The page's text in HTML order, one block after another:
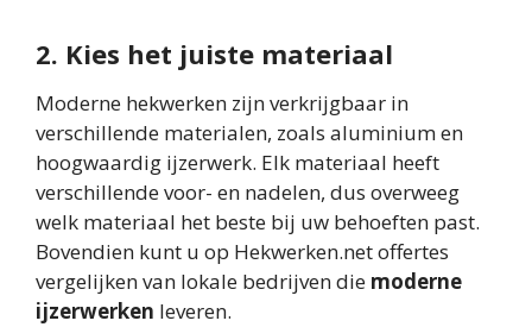
2. Kies het juiste materiaal
Moderne hekwerken zijn verkrijgbaar in
verschillende materialen, zoals aluminium en
hoogwaardig ijzerwerk. Elk materiaal heeft
verschillende voor- en nadelen, dus overweeg
welk materiaal het beste bij uw behoeften past.
Bovendien kunt u op Hekwerken.net offertes
vergelijken van lokale bedrijven die moderne
ijzerwerken leveren.